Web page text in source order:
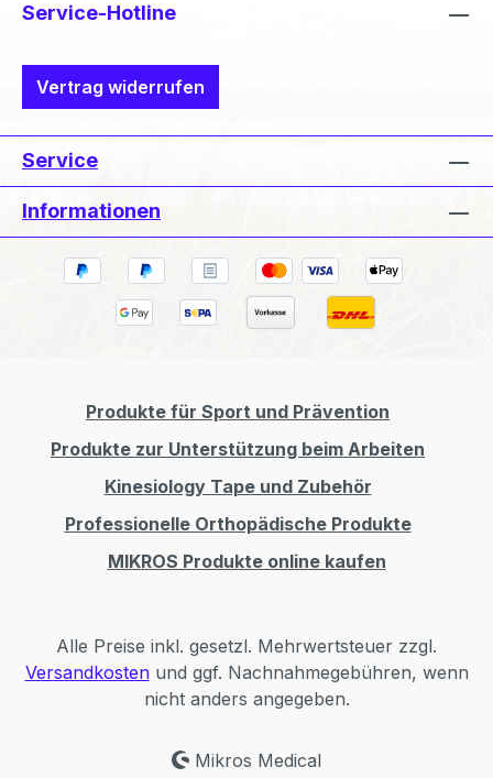
Service-Hotline
Vertrag widerrufen
Service
Informationen
Produkte für Sport und Prävention
Produkte zur Unterstützung beim Arbeiten
Kinesiology Tape und Zubehör
Professionelle Orthopädische Produkte
MIKROS Produkte online kaufen
Alle Preise inkl. gesetzl. Mehrwertsteuer zzgl.
Versandkostenund ggf. Nachnahmegebühren, wenn
nicht anders angegeben.
Mikros Medical